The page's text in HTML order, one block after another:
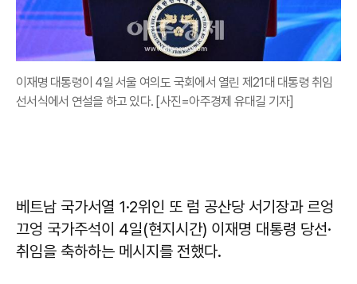
이재명 대통령이 4일 서울 여의도 국회에서 열린 제21대 대통령 취임
선서식에서 연설을 하고 있다. [사진=아주경제 유대길 기자]
베트남 국가서열 1·2위인 또 럼 공산당 서기장과 르엉
끄엉 국가주석이 4일(현지시간) 이재명 대통령 당선·
취임을 축하하는 메시지를 전했다.